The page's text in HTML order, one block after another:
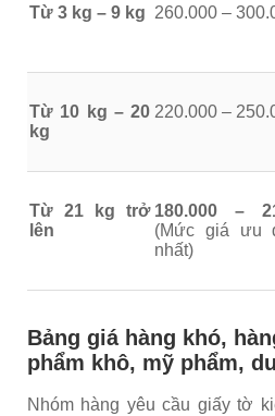
Từ 3 kg – 9 kg 260.000 –
Từ 10 kg – 20
kg
220.000 –
Từ 21 kg trở
lên
180.000 –
(Mức giá ưu
nhất)
Bảng giá hàng khó,
phẩm khô, mỹ phẩm,
Nhóm hàng yêu cầu giấy tờ